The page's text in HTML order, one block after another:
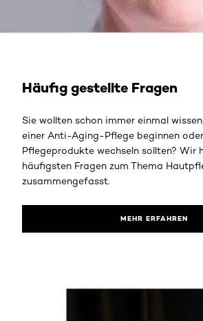
Häufig gestellte Fragen
Sie wollten schon immer einmal
einer Anti-Aging-Pflege beginnen
Pflegeprodukte wechseln sollten? Wir
häufigsten Fragen zum Thema
zusammengefasst.
MEHR ERFAHREN